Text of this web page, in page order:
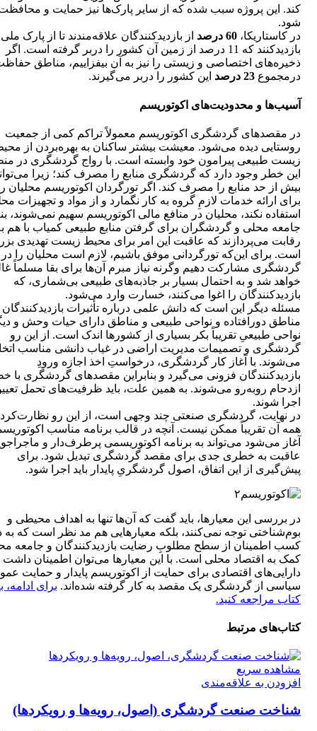
کند. این پروژه سبب شده که از سایر پارک‌ها نیز حمایت و
شود.
در کاستاریکا، 60 درصد
از بازدیدکنندگان علاقه‌مندند تا از پارک
بازدیدکنند که 11 درصد از زمین آن کشور را دربر گرفته است. اگر
ذخیره‌های اختصاصی و زیستی را نیز به آن بیفزاییم، مناطق
درمجموع 23 درصد این کشور را دربر می‌گیرند.
آسیب‌ها و محدودیت‌های اکوتوریسم
در مقصدهای گردشگری اکوتوریسم معمولاً تراکم کمی از جمعیت
روستایی دیده می‌شود. معیشت بیشتر ساکنان به بهره‌بردن از
زیست طبیعی پیرامون خود وابسته است. با رواج گردشگری در
این خطر وجود دارد که گردشگری منابع را مصرف کند؛ زیرا
بیش از حد منابع را مصرف کند. اگر تورگردان اکوتوریسم محلیان
برای ارائه خدمات لازمِ گروه به کار نگمارد و از مواد و تجهیزات
استفاده نکند، محلیان در منافع مالی اکوتوریسم سهیم نمی‌شوند،
جامعه محلی و گردشگران برای گرفتن منابع طبیعی کمیاب با هم
رقابت می‌پردازند که عاقبت این امر برای محیط زیست تهدیدی
است. برای این‌که تورگردانی موفق باشیم، لازم است محلیان را در
گردشگری مشارکت دهیم وگرنه نیاز مبرم آن‌ها برای بقا مسلماً
خواهد شد و به احتمال بسیار بر جاذبه‌های طبیعی بی‌شماری، که
بازدیدکنندگان را اغوا می‌کنند، خسارت وارد می‌شود.
مسئله دیگر این است که دانش علمی درباره تأثیرات بازدیدکنندگان
مناطق دورافتاده و نواحی طبیعی و مناطق دارای حیات وحش و
نواحی طبیعیِ تقریباً بکر بسیاری از کشورها اندک است. از این رو
گردشگری و تصمیمات مدیریت اراضی در غیاب دانشی مناسب
می‌شوند. با آغاز کار گردشگری، درخواستِ اخذ اجازه ورودِ
بازدیدکنندگان فزونی می‌گیرد و بنابراین مقصدهای گردشگری با
ازدحام روبه‌رو می‌شوند. به همین علت، باید ظرفیت‌های تحمل
اجرا شوند.
در نهایت، گردشگری صنعتی چند وجهی است، از این رو
همه آن تقریباً ممکن نیست. آنچه در قالب برنامه مناسب
آغاز می‌شود می‌تواند به برنامه اکوتوریسمی پرطرف‌دار و
عاقبت به خطری جدی برای مقصد گردشگری تبدیل شود. برای
پیش‌گیری از این اتفاق، اصول گردشگریِ پایدار باید اجرا شود.
در بررسی این معیارها، باید گفت که آن‌ها تنها به اهداف محیطی و
بوم‌شناختی توجه نمی‌کنند، بلکه معیارهایی هم مد نظر است که به
کسب اطمینان از سطح مطلوبِ رضایت بازدیدکنندگان و جامعه
کمک به اقتصاد محلی است. با این معیارها می‌توان اطمینان داشت
دارایی‌های اقتصادی برای حمایت از اکوتوریسم پایدار و حمایت
سیاسی از گردشگری یک مقصد به کار گرفته شده‌اند. برای ادامه،
کتاب مراجعه کنید.
کتاب‌های مرتبط
مشاهده سریع
افزودن به علاقه‌مندی
شناخت صنعت گردشگری (اصول، رویه‌ها و رویکردها)